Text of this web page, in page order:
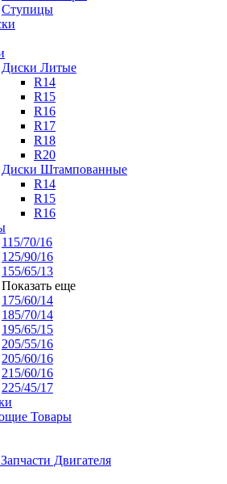
Ступицы
Диски Литые
R14
R15
R16
R17
R18
R20
Диски Штампованные
R14
R15
R16
115/70/16
125/90/16
155/65/13
Показать еще
175/60/14
185/70/14
195/65/15
205/55/16
205/60/16
215/60/16
225/45/17
Товары
Двигателя